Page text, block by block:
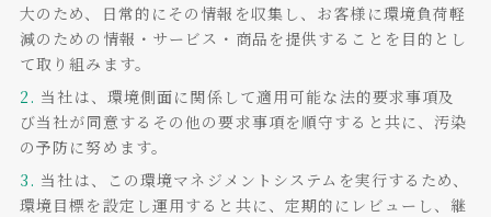
大のため、日常的にその情報を収集し、お客様に環境負荷軽
減のための情報・サービス・商品を提供することを目的とし
て取り組みます。
2. 当社は、環境側面に関係して適用可能な法的要求事項及
び当社が同意するその他の要求事項を順守すると共に、汚染
の予防に努めます。
3. 当社は、この環境マネジメントシステムを実行するため、
環境目標を設定し運用すると共に、定期的にレビューし、継